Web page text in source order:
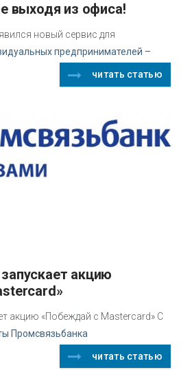
выходя из офиса!
новый сервис для
предпринимателей –
читать статью
акцию «Побеждай с Mastercard» С
Промсвязьбанка
читать статью